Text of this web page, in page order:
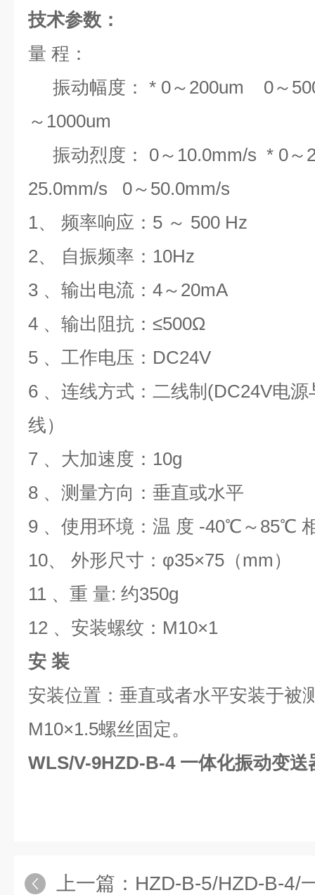
技术参数：
量 程：
振动幅度： * 0～200um 0～
～1000um
振动烈度： 0～10.0mm/s * 0～
25.0mm/s 0～50.0mm/s
1、 频率响应：5 ～ 500 Hz
2、 自振频率：10Hz
3 、输出电流：4～20mA
4 、输出阻抗：≤500Ω
5 、工作电压：DC24V
6 、连线方式：二线制(DC24V电
线）
7 、大加速度：10g
8 、测量方向：垂直或水平
9 、使用环境：温 度 -40℃～85℃
10、 外形尺寸：φ35×75（mm）
11 、重 量: 约350g
12 、安装螺纹：M10×1
安 装
安装位置：垂直或者水平安装于被
M10×1.5螺丝固定。
WLS/V-9HZD-B-4 一体化振动变送
上一篇： HZD-B-5/HZD-B-4/